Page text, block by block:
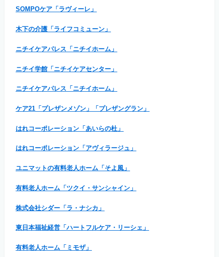
SOMPOケア「ラヴィーレ」
木下の介護「ライフコミューン」
ニチイケアパレス「ニチイホーム」
ニチイ学館「ニチイケアセンター」
ニチイケアパレス「ニチイホーム」
ケア21「プレザンメゾン」「プレザングラン」
はれコーポレーション「あいらの杜」
はれコーポレーション「アヴィラージュ」
ユニマットの有料老人ホーム「そよ風」
有料老人ホーム「ツクイ・サンシャイン」
株式会社シダー「ラ・ナシカ」
東日本福祉経営「ハートフルケア・リーシェ」
有料老人ホーム「ミモザ」